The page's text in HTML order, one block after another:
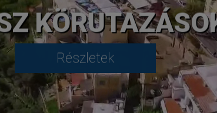
Részletek